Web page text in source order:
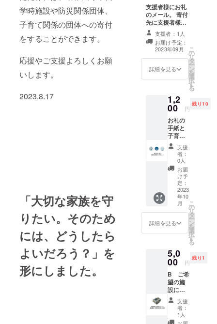
学時施設や防災関係団体、
子育て関係の団体への寄付
をすることができます。
応援やご支援よろしくお願
いします。
2023.8.17
「大切な家族を守
りたい。そのため
には、どうしたら
よいだろう？」を
形にしました。
クトが動い
ています。
活動時間は
週末がメイ
いますの
が遅い場合
があります
が、温かく
見守ってい
ただけたら
幸いです。
支援者様にお礼
のメール。 寄付
先に支援者様一
覧として紹介さ
せていただきま
す。備考欄に
「お名前」また
は「ニックネー
ム」を記載くだ
し」とご記入く
ださい。記載の
ない場合も寄付
先に紹介しませ
（１口１０００
円が５口または
1200円が5口と
する）以上集ま
るごとにオリジ
ナルデザインの
「減災MyTown
風呂敷」を１施
設に１枚寄付さ
せていただきま
場合は、この活
動の資金とさせ
付先に確実に届
けたい場合は
5000円以上で希
望の寄付先に届
けるリターンを
選んでくださ
い。
支援者：1人
お届け予定：
2023年09月
詳細を見る
こ
の
リ
タ
ー
ン
を
選
択
す
る
1,2
00 円
残り10
お礼の
手紙と
子育て
応援
バッチ
（缶
バッ
チ）３
種類の
内１個
を支援
者様へ
送付
（缶
バッチ
の絵柄
せくだ
さ
い。）
以下の
ことに
ついて
備考欄
に記載
をお願
いしま
支援
者：
0人
お届
け予
定：
2023
年10
月
詳細を見る
こ
の
リ
タ
ー
ン
を
選
択
す
る
5,0
00 円
残り1
B ご希
望の施
設に
「減災
MyTow
n風呂
敷」を
支援
者：
1人